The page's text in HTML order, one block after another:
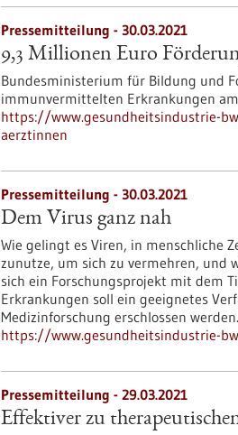
Pressemitteilung - 30.03.2021
9,3 Millionen Euro
Bundesministerium für Bildung und
immunvermittelten Erkrankungen
https://www.gesundheitsindustrie-
aerztinnen
Pressemitteilung - 30.03.2021
Dem Virus ganz nah
Wie gelingt es Viren, in menschliche
zunutze, um sich zu vermehren, und
sich ein Forschungsprojekt mit dem
Erkrankungen soll ein geeignetes
Medizinforschung erschlossen werden.
https://www.gesundheitsindustrie-
Pressemitteilung - 29.03.2021
Effektiver zu